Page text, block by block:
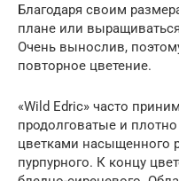
Благодаря своим
плане или
Очень вынослив,
повторное цветение.
«Wild Edric» часто
продолговатые и
цветками насыщенного
пурпурного. К концу